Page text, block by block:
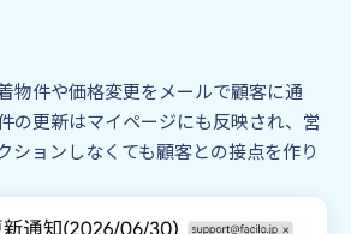
物件や価格変更をメールで顧客に通
の更新はマイページにも反映され、営
ションしなくても顧客との接点を作り